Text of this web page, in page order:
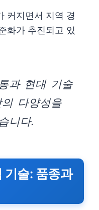
커지면서 지역 경
화가 추진되고 있
과 현대 기술
다양성을
니다.
기술: 품종과